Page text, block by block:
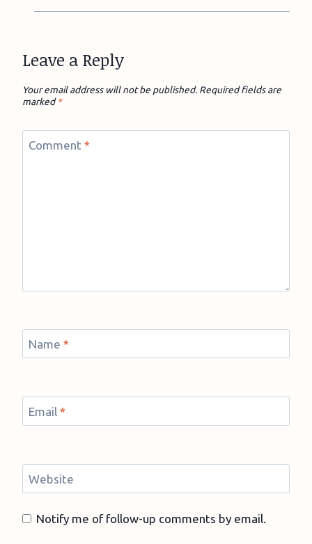
Leave a Reply
Your email address will not be published. Required fields are
marked*
Comment *
Name *
Email *
Website
Notify me of follow-up comments by email.